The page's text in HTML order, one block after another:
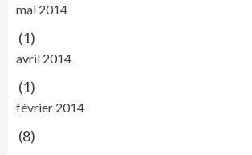
mai 2014
(1)
avril 2014
(1)
février 2014
(8)